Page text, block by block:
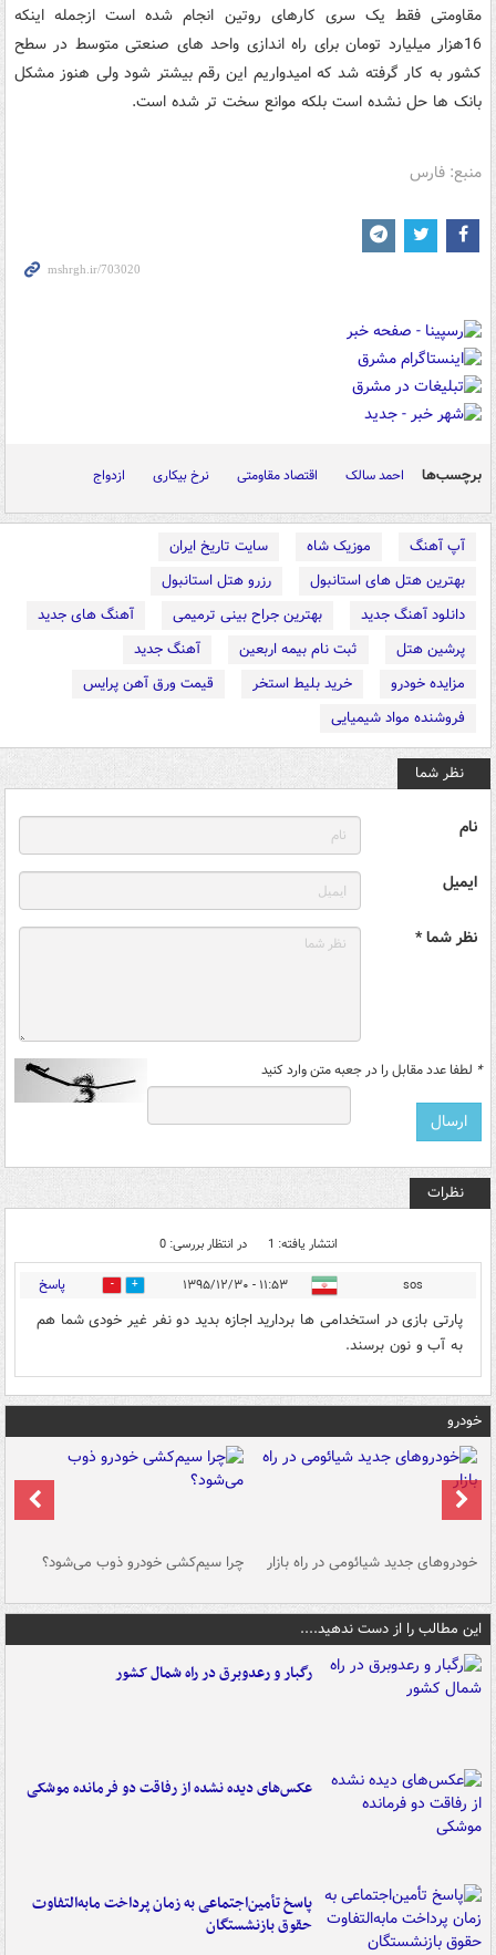
مقاومتی فقط یک سری کارهای روتین انجام شده است ازجمله اینکه
16هزار میلیارد تومان برای راه اندازی واحد های صنعتی متوسط در سطح
کشور به کار گرفته شد که امیدواریم این رقم بیشتر شود ولی هنوز مشکل
بانک ها حل نشده است بلکه موانع سخت تر شده است.
منبع: فارس
برچسب‌ها احمد سالک اقتصاد مقاومتی نرخ بیکاری ازدواج
آپ آهنگ موزیک شاه
سایت تاریخ ایران
بهترین هتل های استانبول
رزرو هتل استانبول
دانلود آهنگ جدید
بهترین جراح بینی ترمیمی
آهنگ های جدید
پرشین هتل
ثبت نام بیمه اربعین
آهنگ جدید
مزایده خودرو
خرید بلیط استخر
قیمت ورق آهن پرایس
فروشنده مواد شیمیایی
نظر شما
نام
ایمیل
نظر شما *
* لطفا عدد مقابل را در جعبه متن وارد کنید
نظرات
انتشار یافته: 1 در انتظار بررسی: 0
sos ۱۱:۵۳ - ۱۳۹۵/۱۲/۳۰ 11 پاسخ
پارتی بازی در استخدامی ها بردارید اجازه بدید دو نفر غیر خودی شما هم
به آب و نون برسند.
خودرو
خودروهای جدید شیائومی در راه بازار چرا سیم‌کشی خودرو ذوب می‌شود؟
این مطالب را از دست ندهید....
رگبار و رعدوبرق در راه شمال کشور
عکس‌های دیده نشده از رفاقت دو فرمانده‌ موشکی
پاسخ تأمین‌اجتماعی به زمان پرداخت مابه‌التفاوت
حقوق بازنشستگان